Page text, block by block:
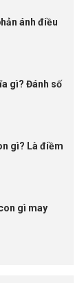
ánh điều
gì? Đánh số
gì? Là điềm
gì may